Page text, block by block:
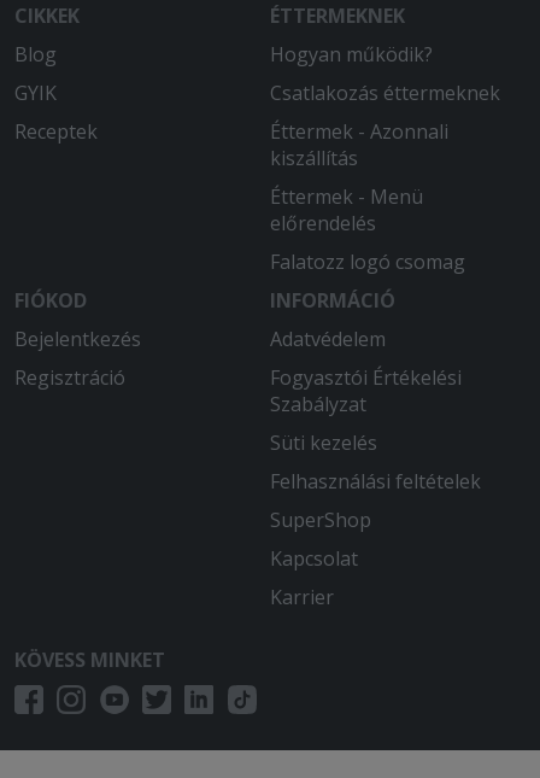
CIKKEK
Blog
GYIK
Receptek
ÉTTERMEKNEK
Hogyan működik?
Csatlakozás éttermeknek
Éttermek - Azonnali
kiszállítás
Éttermek - Menü
előrendelés
Falatozz logó csomag
FIÓKOD
Bejelentkezés
Regisztráció
INFORMÁCIÓ
Adatvédelem
Fogyasztói Értékelési
Szabályzat
Süti kezelés
Felhasználási feltételek
SuperShop
Kapcsolat
Karrier
KÖVESS MINKET